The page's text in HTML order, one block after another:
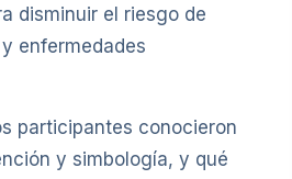
disminuir el riesgo de
enfermedades
participantes conocieron
y simbología, y qué